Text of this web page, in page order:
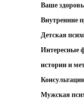
Ваше
Внутренние
Детская
Интересные
истории и
Мужская